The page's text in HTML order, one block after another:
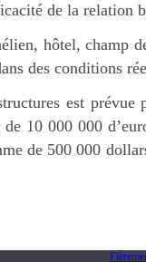
de la relation
hôtel,
des conditions
est
10 000 000
de 500 000